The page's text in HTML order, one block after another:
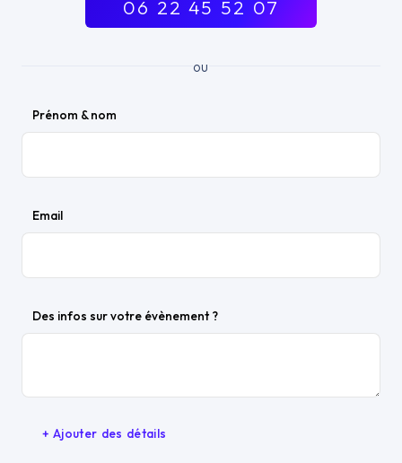
06 22 45 52 07
ou
Prénom & nom
Email
Des infos sur votre évènement ?
+ Ajouter des détails